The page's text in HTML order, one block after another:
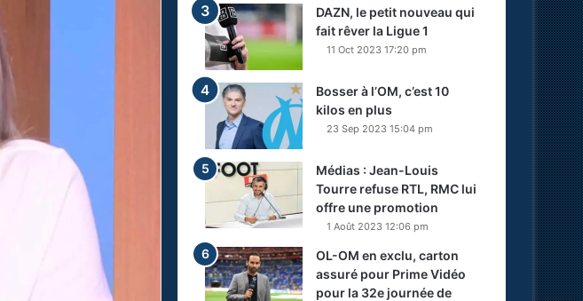
DAZN, le petit nouveau qui
fait rêver la Ligue 1
11 Oct 2023 17:20 pm
Bosser à l’OM, c’est 10
kilos en plus
23 Sep 2023 15:04 pm
Médias : Jean-Louis
Tourre refuse RTL, RMC lui
offre une promotion
1 Août 2023 12:06 pm
OL-OM en exclu, carton
assuré pour Prime Vidéo
pour la 32e journée de